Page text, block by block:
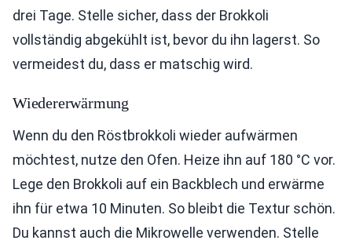
drei Tage. Stelle sicher, dass der Brokkoli
vollständig abgekühlt ist, bevor du ihn lagerst. So
vermeidest du, dass er matschig wird.
Wiedererwärmung
Wenn du den Röstbrokkoli wieder aufwärmen
möchtest, nutze den Ofen. Heize ihn auf 180 °C vor.
Lege den Brokkoli auf ein Backblech und erwärme
ihn für etwa 10 Minuten. So bleibt die Textur schön.
Du kannst auch die Mikrowelle verwenden. Stelle